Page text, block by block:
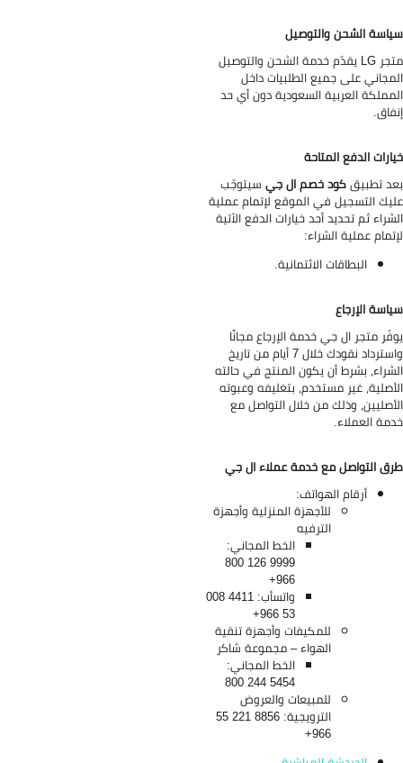
الشحن والتوصيل
متجر LG يقدّم خدمة الشحن والتوصيل
على جميع الطلبيات داخل
العربية السعودية دون أي حد
الدفع المتاحة
تطبيقكود خصم ال جيسيتوجّب
التسجيل في الموقع لإتمام عملية
ثم تحديد أحد خيارات الدفع الآتية
عملية الشراء:
البطاقات الائتمانية.
الإرجاع
متجر ال جي خدمة الإرجاع مجانًا
واسترداد نقودك خلال 7 أيام من تاريخ
بشرط أن يكون المنتج في حالته
غير مستخدم، بتغليفه وعبوته
وذلك من خلال التواصل مع
العملاء.
التواصل مع خدمة عملاء ال جي
أرقام الهواتف:
للأجهزة المنزلية وأجهزة
الترفيه
الخط المجاني:
9999 126 800
966+
واتسأب: 4411 008
53 966+
للمكيفات وأجهزة تنقية
الهواء – مجموعة شاكر
الخط المجاني:
5454 244 800
للمبيعات والعروض
الترويجية: 8856 221 55
966+